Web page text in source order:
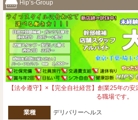
Hip’s-Group
【法令遵守】×【完全自社経営】創業25年の
る職場です。
業種 デリバリーヘルス